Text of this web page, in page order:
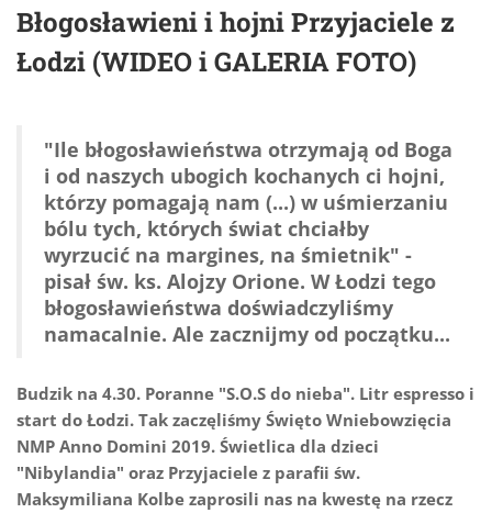
Błogosławieni i hojni Przyjaciele z
Łodzi (WIDEO i GALERIA FOTO)
"Ile błogosławieństwa otrzymają od Boga
i od naszych ubogich kochanych ci hojni,
którzy pomagają nam (...) w uśmierzaniu
bólu tych, których świat chciałby
wyrzucić na margines, na śmietnik" -
pisał św. ks. Alojzy Orione. W Łodzi tego
błogosławieństwa doświadczyliśmy
namacalnie. Ale zacznijmy od początku...
Budzik na 4.30. Poranne "S.O.S do nieba". Litr espresso i
start do Łodzi. Tak zaczęliśmy Święto Wniebowzięcia
NMP Anno Domini 2019. Świetlica dla dzieci
"Nibylandia" oraz Przyjaciele z parafii św.
Maksymiliana Kolbe zaprosili nas na kwestę na rzecz